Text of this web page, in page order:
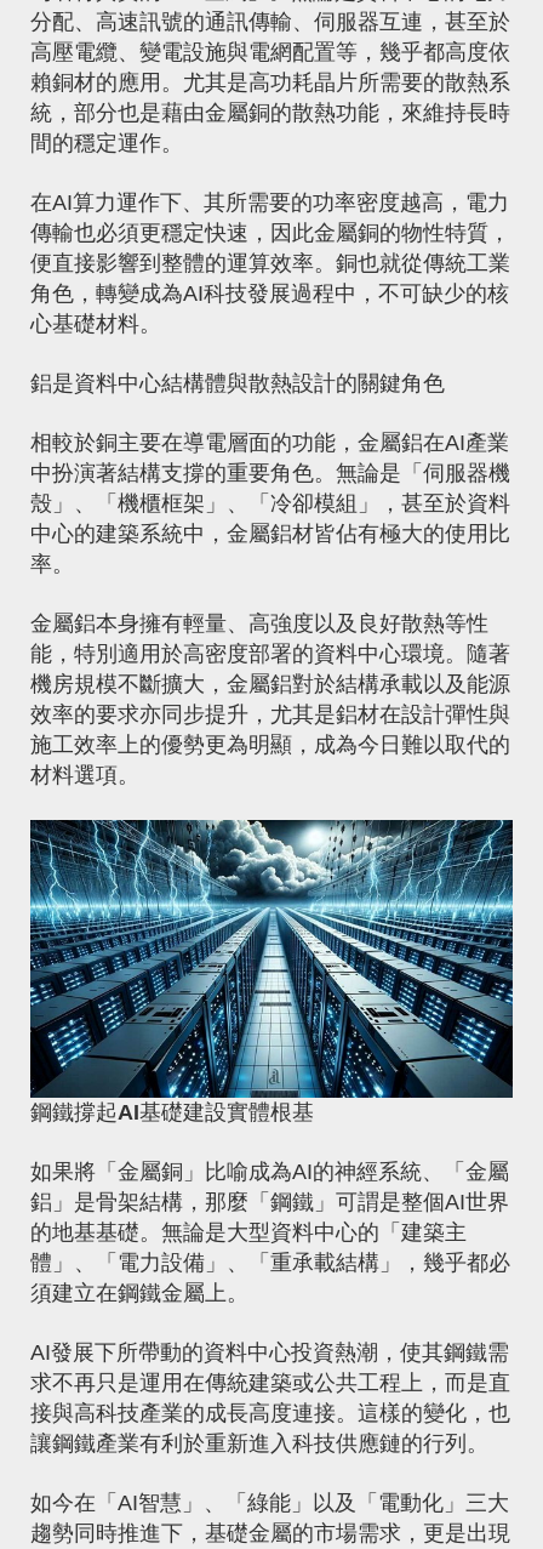
分配、高速訊號的通訊傳輸、伺服器互連，甚至於
高壓電纜、變電設施與電網配置等，幾乎都高度依
賴銅材的應用。尤其是高功耗晶片所需要的散熱系
統，部分也是藉由金屬銅的散熱功能，來維持長時
間的穩定運作。
在AI算力運作下、其所需要的功率密度越高，電力
傳輸也必須更穩定快速，因此金屬銅的物性特質，
便直接影響到整體的運算效率。銅也就從傳統工業
角色，轉變成為AI科技發展過程中，不可缺少的核
心基礎材料。
鋁是資料中心結構體與散熱設計的關鍵角色
相較於銅主要在導電層面的功能，金屬鋁在AI產業
中扮演著結構支撐的重要角色。無論是「伺服器機
殼」、「機櫃框架」、「冷卻模組」，甚至於資料
中心的建築系統中，金屬鋁材皆佔有極大的使用比
率。
金屬鋁本身擁有輕量、高強度以及良好散熱等性
能，特別適用於高密度部署的資料中心環境。隨著
機房規模不斷擴大，金屬鋁對於結構承載以及能源
效率的要求亦同步提升，尤其是鋁材在設計彈性與
施工效率上的優勢更為明顯，成為今日難以取代的
材料選項。
鋼鐵撐起AI基礎建設實體根基
如果將「金屬銅」比喻成為AI的神經系統、「金屬
鋁」是骨架結構，那麼「鋼鐵」可謂是整個AI世界
的地基基礎。無論是大型資料中心的「建築主
體」、「電力設備」、「重承載結構」，幾乎都必
須建立在鋼鐵金屬上。
AI發展下所帶動的資料中心投資熱潮，使其鋼鐵需
求不再只是運用在傳統建築或公共工程上，而是直
接與高科技產業的成長高度連接。這樣的變化，也
讓鋼鐵產業有利於重新進入科技供應鏈的行列。
如今在「AI智慧」、「綠能」以及「電動化」三大
趨勢同時推進下，基礎金屬的市場需求，更是出現